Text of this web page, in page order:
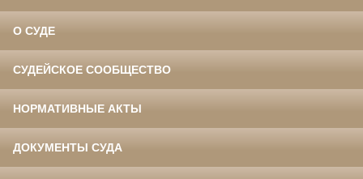
О СУДЕ
СУДЕЙСКОЕ СООБЩЕСТВО
НОРМАТИВНЫЕ АКТЫ
ДОКУМЕНТЫ СУДА